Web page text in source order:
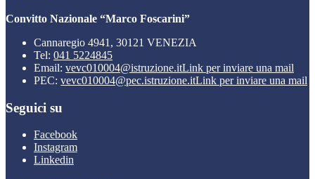
Convitto Nazionale “Marco Foscarini”
Cannaregio 4941, 30121 VENEZIA
Tel: 041 5224845
Email: vevc010004@istruzione.itLink per inviare una mail
PEC: vevc010004@pec.istruzione.itLink per inviare una mail
Seguici su
Facebook
Instagram
Linkedin